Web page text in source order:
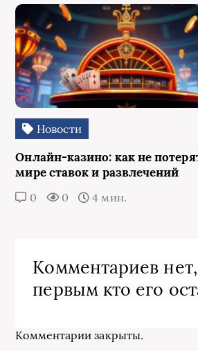
Новости
Онлайн-казино: как не
мире ставок и развлечений
0 0 4 мин.
Комментариев
первым кто его
Комментарии закрыты.